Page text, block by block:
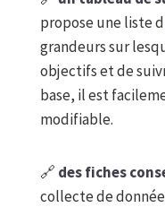
propose une liste
grandeurs sur
objectifs et de
base, il est
modifiable.
🔗 des fiches
collecte de